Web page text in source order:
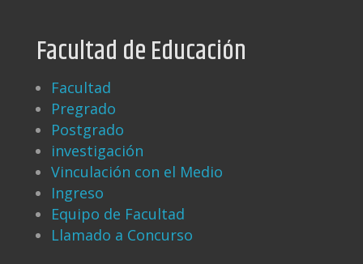
Facultad de Educación
Facultad
Pregrado
Postgrado
investigación
Vinculación con el Medio
Ingreso
Equipo de Facultad
Llamado a Concurso